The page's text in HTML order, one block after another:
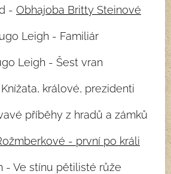
- Obhajoba Britty Steinové
Leigh - Familiár
Leigh - Šest vran
králové, prezidenti
příběhy z hradů a zámků
- první po králi
- Ve stínu pětilisté růže